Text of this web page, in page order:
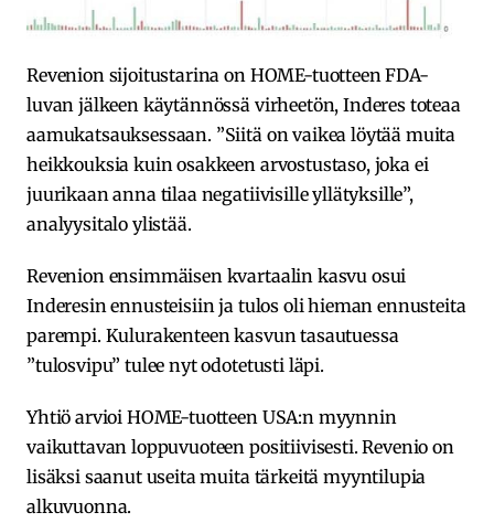
Revenion sijoitustarina on HOME-tuotteen FDA-
luvan jälkeen käytännössä virheetön, Inderes toteaa
aamukatsauksessaan. ”Siitä on vaikea löytää muita
heikkouksia kuin osakkeen arvostustaso, joka ei
juurikaan anna tilaa negatiivisille yllätyksille”,
analyysitalo ylistää.
Revenion ensimmäisen kvartaalin kasvu osui
Inderesin ennusteisiin ja tulos oli hieman ennusteita
parempi. Kulurakenteen kasvun tasautuessa
”tulosvipu” tulee nyt odotetusti läpi.
Yhtiö arvioi HOME-tuotteen USA:n myynnin
vaikuttavan loppuvuoteen positiivisesti. Revenio on
lisäksi saanut useita muita tärkeitä myyntilupia
alkuvuonna.